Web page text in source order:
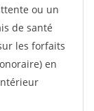
ou un
de santé
les forfaits
en